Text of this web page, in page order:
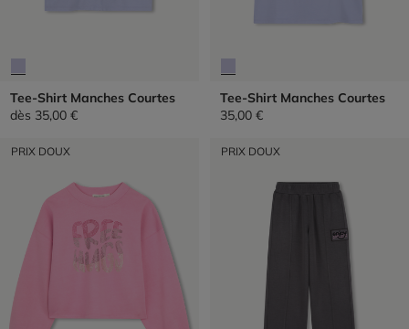
Tee-Shirt Manches Courtes
dès 35,00 €
Tee-Shirt Manches Courtes
35,00 €
PRIX DOUX PRIX DOUX